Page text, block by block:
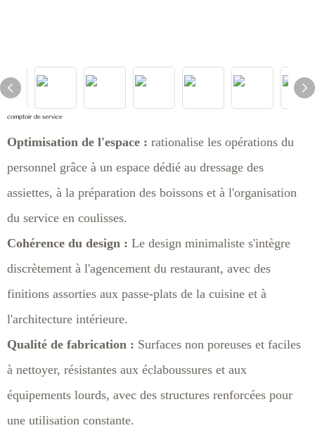
comptoir de service
Optimisation de l'espace : rationalise les opérations du
personnel grâce à un espace dédié au dressage des
assiettes, à la préparation des boissons et à l'organisation
du service en coulisses.
Cohérence du design : Le design minimaliste s'intègre
discrètement à l'agencement du restaurant, avec des
finitions assorties aux passe-plats de la cuisine et à
l'architecture intérieure.
Qualité de fabrication : Surfaces non poreuses et faciles
à nettoyer, résistantes aux éclaboussures et aux
équipements lourds, avec des structures renforcées pour
une utilisation constante.